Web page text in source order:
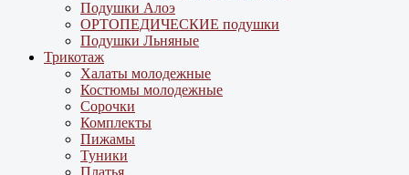
Подушки Алоэ
ОРТОПЕДИЧЕСКИЕ подушки
Подушки Льняные
Трикотаж
Халаты молодежные
Костюмы молодежные
Сорочки
Комплекты
Пижамы
Туники
Платья